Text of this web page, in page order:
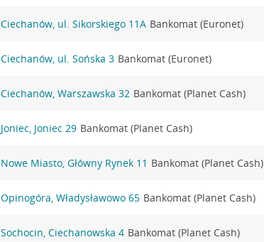
Ciechanów, ul. Sikorskiego 11A Bankomat (Euronet)
Ciechanów, ul. Sońska 3 Bankomat (Euronet)
Ciechanów, Warszawska 32 Bankomat (Planet Cash)
Joniec, Joniec 29 Bankomat (Planet Cash)
Nowe Miasto, Główny Rynek 11 Bankomat (Planet Cash)
Opinogóra, Władysławowo 65 Bankomat (Planet Cash)
Sochocin, Ciechanowska 4 Bankomat (Planet Cash)